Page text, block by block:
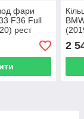
фари
F36 Full
рест
Icon
2